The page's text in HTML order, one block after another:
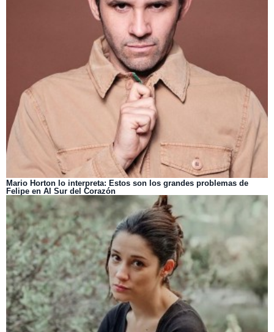
Mario Horton lo interpreta: Estos son los grandes problemas de
Felipe en Al Sur del Corazón